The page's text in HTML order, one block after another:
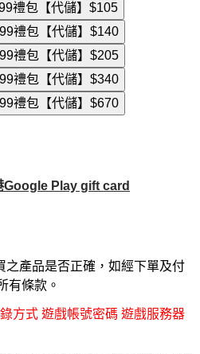
禮包【代儲】 $105
禮包【代儲】 $140
禮包【代儲】 $205
禮包【代儲】 $340
禮包【代儲】 $670
Google Play gift card
之產品是否正確，如經下單及付
有條款。
方式 遊戲帳號密碼 遊戲服務器